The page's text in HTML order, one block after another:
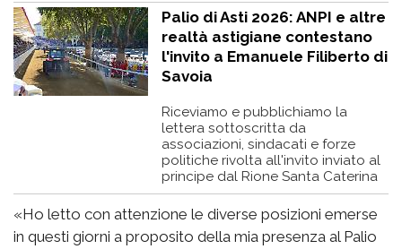
Palio di Asti 2026: ANPI e altre
realtà astigiane contestano
l'invito a Emanuele Filiberto di
Savoia
Riceviamo e pubblichiamo la
lettera sottoscritta da
associazioni, sindacati e forze
politiche rivolta all'invito inviato al
principe dal Rione Santa Caterina
«Ho letto con attenzione le diverse posizioni emerse
in questi giorni a proposito della mia presenza al Palio